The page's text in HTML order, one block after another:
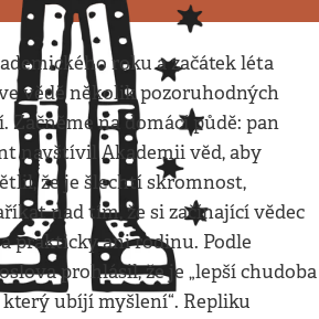
roku a začátek léta
vědě několik pozoruhodných
Začněme na domácí půdě: pan
navštívil Akademii věd, aby
že je šlechtí skromnost,
nad tím, že si začínající vědec
prakticky ani rodinu. Podle
prohlásil, že je „lepší chudoba
ubíjí myšlení“. Repliku